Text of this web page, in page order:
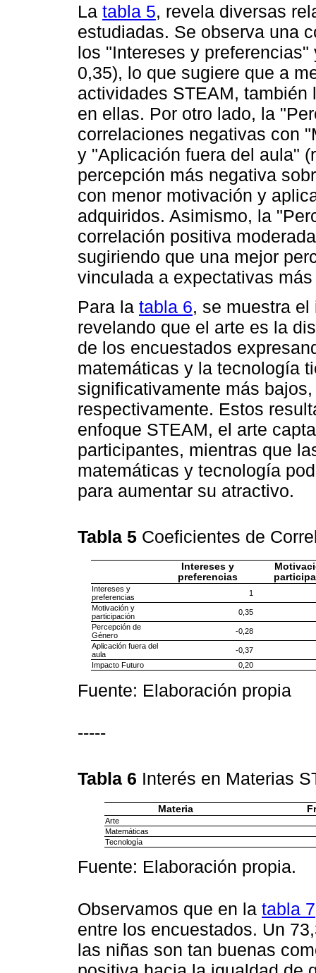
La tabla 5, revela diversas
estudiadas. Se observa una
los "Intereses y
0,35), lo que sugiere que a
actividades STEAM,
en ellas. Por otro lado, la
correlaciones negativas con
y "Aplicación fuera del aula"
percepción más negativa
con menor motivación y
adquiridos. Asimismo, la
correlación positiva
sugiriendo que una mejor
vinculada a expectativas
Para la tabla 6, se muestra
revelando que el arte es la
de los encuestados
matemáticas y la tecnología
significativamente más
respectivamente. Estos
enfoque STEAM, el arte
participantes, mientras que
matemáticas y tecnología
para aumentar su atractivo.
Tabla 5 Coeficientes de
Intereses y
preferencias
Intereses y
preferencias
1
Motivación y
participación
0,35
Percepción de
Género
-0,28
Aplicación fuera del
aula
-0,37
Impacto Futuro
0,20
Fuente: Elaboración propia
-----
Tabla 6 Interés en Materias
Materia
Arte
Matemáticas
Tecnología
Fuente: Elaboración propia.
Observamos que en la tabla 7
entre los encuestados. Un
las niñas son tan buenas